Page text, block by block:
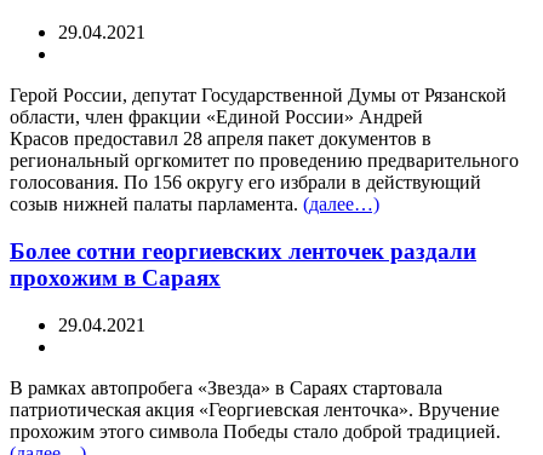
29.04.2021
Герой России, депутат Государственной Думы от Рязанской
области, член фракции «Единой России» Андрей
Красов предоставил 28 апреля пакет документов в
региональный оргкомитет по проведению предварительного
голосования. По 156 округу его избрали в действующий
созыв нижней палаты парламента. (далее…)
Более сотни георгиевских ленточек раздали
прохожим в Сараях
29.04.2021
В рамках автопробега «Звезда» в Сараях стартовала
патриотическая акция «Георгиевская ленточка». Вручение
прохожим этого символа Победы стало доброй традицией.